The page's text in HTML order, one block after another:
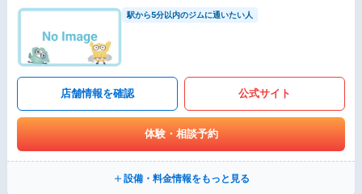
駅から5分以内のジムに通いたい人
店舗情報を確認 公式サイト
体験・相談予約
設備・料金情報をもっと見る